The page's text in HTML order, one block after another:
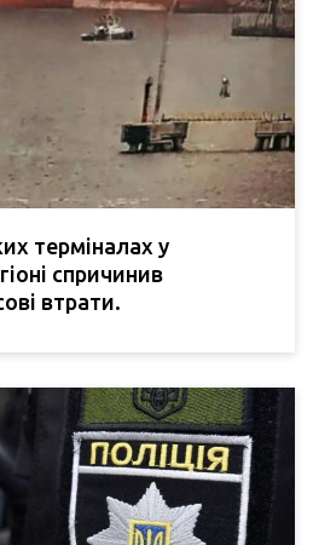
терміналах у
спричинив
втрати.